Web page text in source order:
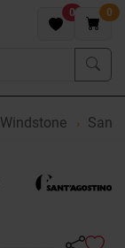
0 0
Windstone Sant